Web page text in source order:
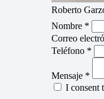
Roberto
Nombre *
Correo
Teléfono *
Mensaje *
I consent